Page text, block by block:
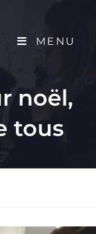
MENU
noël,
tous